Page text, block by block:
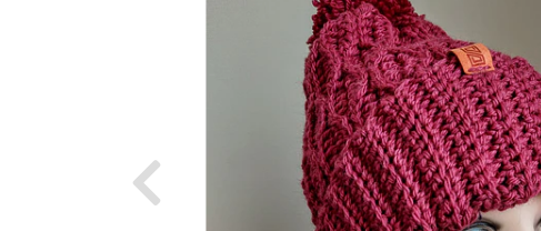
Previous